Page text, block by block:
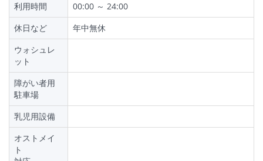
利用時間
00:00 ～ 24:00
休日など
年中無休
ウォシュレ
ット
障がい者用
駐車場
乳児用設備
オストメイ
ト